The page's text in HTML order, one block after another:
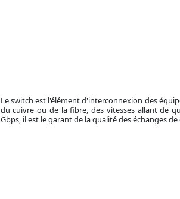
Le switch est l'élément d'interconnexion des
du cuivre ou de la fibre, des vitesses allant de
Gbps, il est le garant de la qualité des échanges